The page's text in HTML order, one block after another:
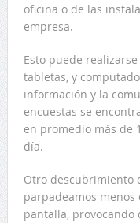
oficina o de las
empresa.
Esto puede
tabletas, y
información y la
encuestas se
en promedio más de
día.
Otro descubrimiento
parpadeamos
pantalla, provocando